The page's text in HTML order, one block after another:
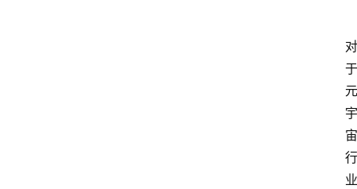
对
于
元
宇
宙
行
业